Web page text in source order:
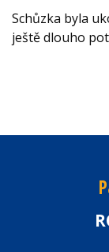
Schůzka byla
ještě dlouho